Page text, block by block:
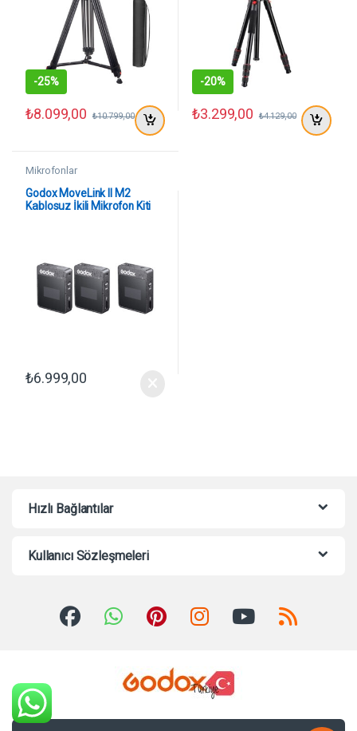
-25%
₺8.099,00 ₺10.799,00
-20%
₺3.299,00 ₺4.129,00
Mikrofonlar
Godox MoveLink II M2
Kablosuz İkili Mikrofon Kiti
₺6.999,00
Hızlı Bağlantılar
Kullanıcı Sözleşmeleri